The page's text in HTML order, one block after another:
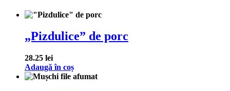
„Pizdulice” de porc
28.25 lei
Adaugă în coș